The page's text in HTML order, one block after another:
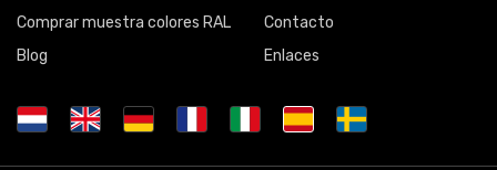
Comprar muestra colores RAL
Blog
Contacto
Enlaces